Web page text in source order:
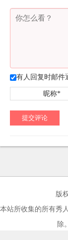
有人回复时邮件
昵称*
提交评论
版
本站所收集的所有秀
除。